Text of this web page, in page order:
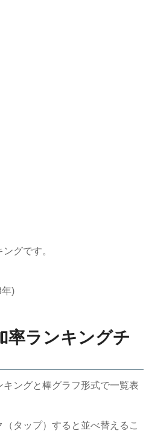
グです。
年)
率ランキングチ
ングと棒グラフ形式で一覧表
タップ）すると並べ替えるこ